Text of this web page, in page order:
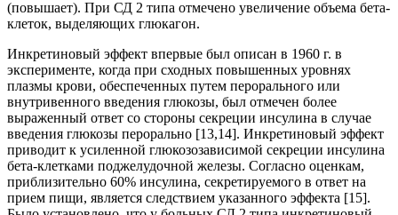
(повышает). При СД 2 типа отмечено увеличение объема бета-
клеток, выделяющих глюкагон.
Инкретиновый эффект впервые был описан в 1960 г. в
эксперименте, когда при сходных повышенных уровнях
плазмы крови, обеспеченных путем перорального или
внутривенного введения глюкозы, был отмечен более
выраженный ответ со стороны секреции инсулина в случае
введения глюкозы перорально [13,14]. Инкретиновый эффект
приводит к усиленной глюкозозависимой секреции инсулина
бета-клетками поджелудочной железы. Согласно оценкам,
приблизительно 60% инсулина, секретируемого в ответ на
прием пищи, является следствием указанного эффекта [15].